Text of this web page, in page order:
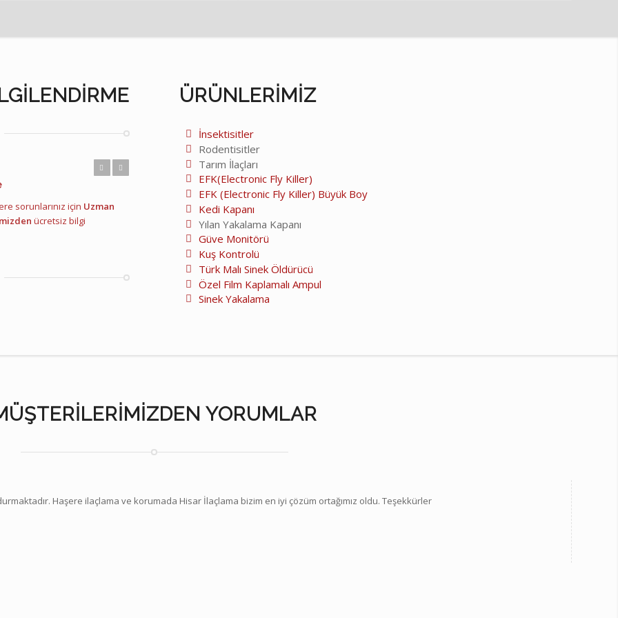
ÜRÜNLERIMIZ
İnsektisitler
Rodentisitler
Tarım İlaçları
EFK(Electronic Fly Killer)
EFK (Electronic Fly Killer) Büyük Boy
Kedi Kapanı
Yılan Yakalama Kapanı
Güve Monitörü
Kuş Kontrolü
Türk Malı Sinek Öldürücü
Özel Film Kaplamalı Ampul
Sinek Yakalama
YORUMLAR
Haşere ilaçlama ve korumada Hisar İlaçlama bizim en iyi çözüm ortağımız oldu. Teşekkürler